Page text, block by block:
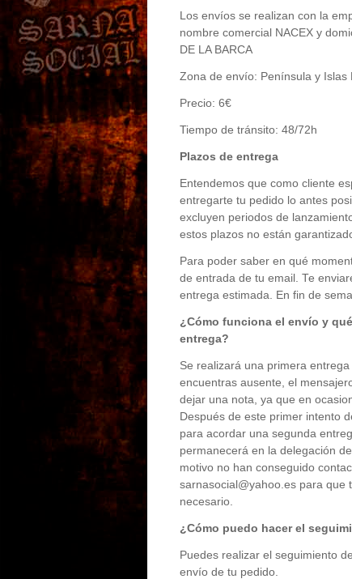
Los envíos se realizan con la
nombre comercial NACEX y
DE LA BARCA
Zona de envío: Península y Islas
Precio: 6€
Tiempo de tránsito: 48/72h
Plazos de entrega
Entendemos que como cliente
entregarte tu pedido lo antes
excluyen periodos de
estos plazos no están
Para poder saber en qué
de entrada de tu email. Te
entrega estimada. En fin de
¿Cómo funciona el envío y
entrega?
Se realizará una primera
encuentras ausente, el
dejar una nota, ya que en
Después de este primer intento
para acordar una segunda
permanecerá en la delegación
motivo no han conseguido
sarnasocial@yahoo.es para que
necesario.
¿Cómo puedo hacer el
Puedes realizar el seguimiento
envío de tu pedido.